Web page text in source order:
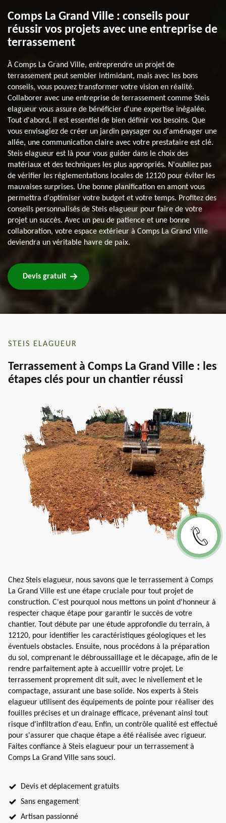
Comps La Grand Ville : conseils pour
réussir vos projets avec une entreprise de
terrassement
À Comps La Grand Ville, entreprendre un projet de
terrassement peut sembler intimidant, mais avec les bons
conseils, vous pouvez transformer votre vision en réalité.
Collaborer avec une entreprise de terrassement comme Steis
elagueur vous assure de bénéficier d'une expertise inégalée.
Tout d'abord, il est essentiel de bien définir vos besoins. Que
vous envisagiez de créer un jardin paysager ou d'aménager une
allée, une communication claire avec votre prestataire est clé.
Steis elagueur est là pour vous guider dans le choix des
matériaux et des techniques les plus appropriés. N'oubliez pas
de vérifier les réglementations locales de 12120 pour éviter les
mauvaises surprises. Une bonne planification en amont vous
permettra d'optimiser votre budget et votre temps. Profitez des
conseils personnalisés de Steis elagueur pour faire de votre
projet un succès. Avec un peu de patience et une bonne
collaboration, votre espace extérieur à Comps La Grand Ville
deviendra un véritable havre de paix.
Devis gratuit
STEIS ELAGUEUR
Terrassement à Comps La Grand Ville : les
étapes clés pour un chantier réussi
Chez Steis elagueur, nous savons que le terrassement à Comps
La Grand Ville est une étape cruciale pour tout projet de
construction. C'est pourquoi nous mettons un point d'honneur à
respecter chaque étape pour garantir le succès de votre
chantier. Tout débute par une étude approfondie du terrain, à
12120, pour identifier les caractéristiques géologiques et les
éventuels obstacles. Ensuite, nous procédons à la préparation
du sol, comprenant le débroussaillage et le décapage, afin de le
rendre parfaitement apte à accueillir votre projet. Le
terrassement proprement dit suit, avec le nivellement et le
compactage, assurant une base solide. Nos experts à Steis
elagueur utilisent des équipements de pointe pour réaliser des
fouilles précises et un drainage efficace, prévenant ainsi tout
risque d'infiltration d'eau. Enfin, un contrôle qualité est effectué
pour s'assurer que chaque étape a été réalisée avec rigueur.
Faites confiance à Steis elagueur pour un terrassement à
Comps La Grand Ville sans souci.
Devis et déplacement gratuits
Sans engagement
Artisan passionné